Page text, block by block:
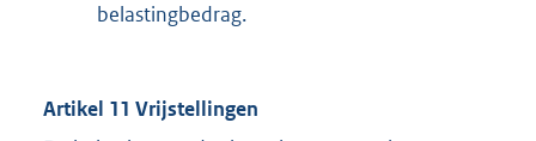
belastingbedrag.
Artikel 11 Vrijstellingen